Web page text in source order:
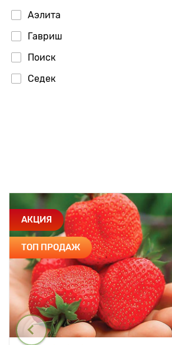
Аэлита
Гавриш
Поиск
Седек
АКЦИЯ
ТОП ПРОДАЖ